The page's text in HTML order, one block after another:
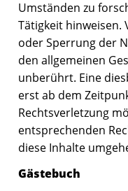
Umständen zu
Tätigkeit
oder Sperrung der
den allgemeinen
unberührt. Eine
erst ab dem
Rechtsverletzung
entsprechenden
diese Inhalte
Gästebuch